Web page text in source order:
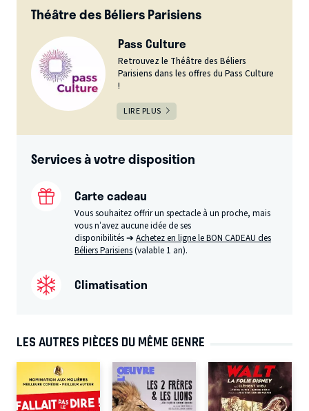
Théâtre des Béliers Parisiens
Pass Culture
Retrouvez le Théâtre des Béliers
Parisiens dans les offres du Pass Culture
!
LIRE PLUS
Services à votre disposition
Carte cadeau
Vous souhaitez offrir un spectacle à un proche, mais
vous n’avez aucune idée de ses
disponibilités ➔Achetez en ligne le BON CADEAU des
Béliers Parisiens(valable 1 an).
Climatisation
LES AUTRES PIÈCES DU MÊME GENRE